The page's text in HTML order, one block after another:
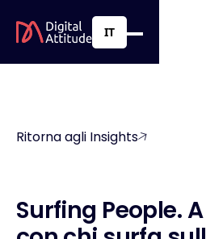
IT
Ritorna agli Insights
Surfing People.A